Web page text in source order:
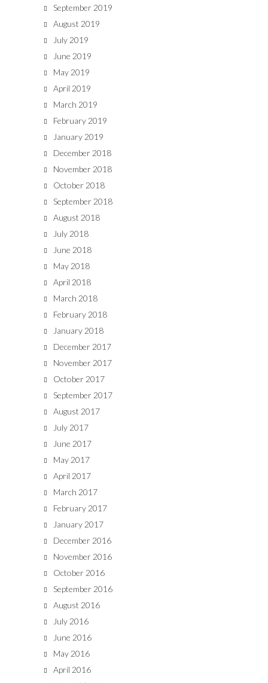
September 2019
August 2019
July 2019
June 2019
May 2019
April 2019
March 2019
February 2019
January 2019
December 2018
November 2018
October 2018
September 2018
August 2018
July 2018
June 2018
May 2018
April 2018
March 2018
February 2018
January 2018
December 2017
November 2017
October 2017
September 2017
August 2017
July 2017
June 2017
May 2017
April 2017
March 2017
February 2017
January 2017
December 2016
November 2016
October 2016
September 2016
August 2016
July 2016
June 2016
May 2016
April 2016